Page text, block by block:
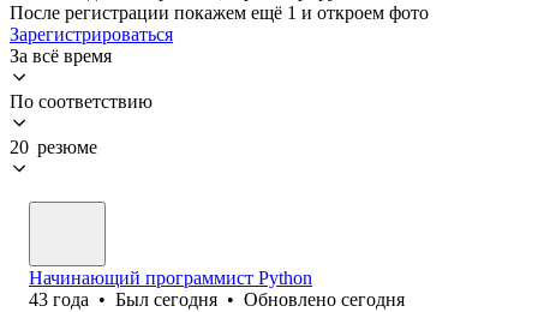
После регистрации покажем ещё 1 и откроем фото
Зарегистрироваться
За всё время
По соответствию
20 резюме
Начинающий программист Python
43 года • Был сегодня • Обновлено сегодня